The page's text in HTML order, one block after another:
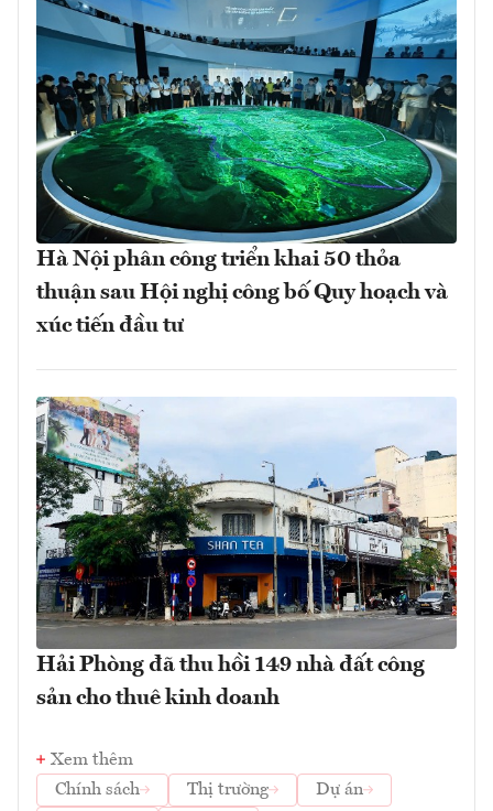
Hà Nội phân công triển khai 50 thỏa
thuận sau Hội nghị công bố Quy hoạch và
xúc tiến đầu tư
Hải Phòng đã thu hồi 149 nhà đất công
sản cho thuê kinh doanh
Xem thêm
Chính sách
Thị trường
Dự án